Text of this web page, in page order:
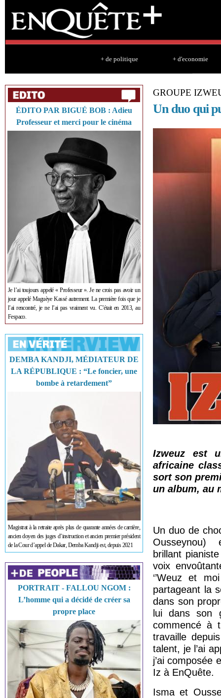
+ de politique + d'economie
ÉDITO PAR BIGUÉ BOB : Adieu
Professeur et merci pour le cinéma
Je l’ai toujours appelé « Professeur ». Je ne crois pas avoir un
jour appelé Maguèye Kassé autrement. La première fois que je
l’ai rencontré, je ne l’ai pas vraiment vu. C’était en 2013, au
Fespaco.
DEMBA KANDJI, MÉDIATEUR DE
LA RÉPUBLIQUE : “Le foncier, une
bombe à retardement”
Magistrat à la retraite après plus de quarante années de carrière,
ancien doyen des juges d’instruction et ancien premier président
de la Cour d’appel de Dakar, Demba Kandji est, depuis 2021
PORTRAIT - FALLOU NGOM :
L’homme qui a décidé de créer sa
propre place
GROUPE
Un duo qui
Izweuz est
africaine
sort son
un album, au
Un duo de
Ousseynou)
brillant
voix
‘’Weuz et
partageant la
dans son
lui dans son
commencé à
travaille
talent, je l’ai
j’ai composée
Iz à EnQuête.
Isma et